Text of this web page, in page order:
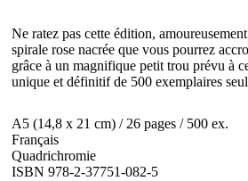
Ne ratez pas cette édition,
spirale rose nacrée que vous pourrez
grâce à un magnifique petit trou prévu à
unique et définitif de 500 exemplaires
A5 (14,8 x 21 cm) / 26 pages / 500 ex.
Français
Quadrichromie
ISBN 978-2-37751-082-5